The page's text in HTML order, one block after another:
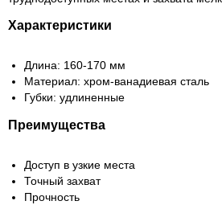
Характеристики
Длина: 160-170 мм
Материал: хром-ванадиевая сталь
Губки: удлиненные
Преимущества
Доступ в узкие места
Точный захват
Прочность